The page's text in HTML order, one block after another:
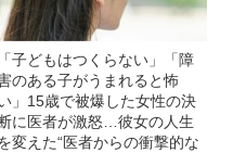
「子どもはつくらない」「障
のある子がうまれると怖
」15歳で被爆した女性の決
に医者が激怒…彼女の人生
変えた“医者からの衝撃的な